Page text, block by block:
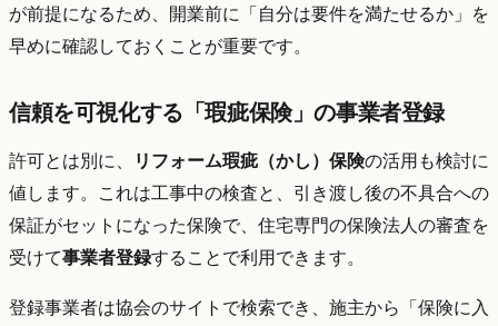
が前提になるため、開業前に「自分は要件を満たせるか」を
早めに確認しておくことが重要です。
信頼を可視化する「瑕疵保険」の事業者登録
許可とは別に、 リフォーム瑕疵（かし）保険の活用も検討に
値します。これは工事中の検査と、引き渡し後の不具合への
保証がセットになった保険で、住宅専門の保険法人の審査を
受けて事業者登録することで利用できます。
登録事業者は協会のサイトで検索でき、施主から「保険に入